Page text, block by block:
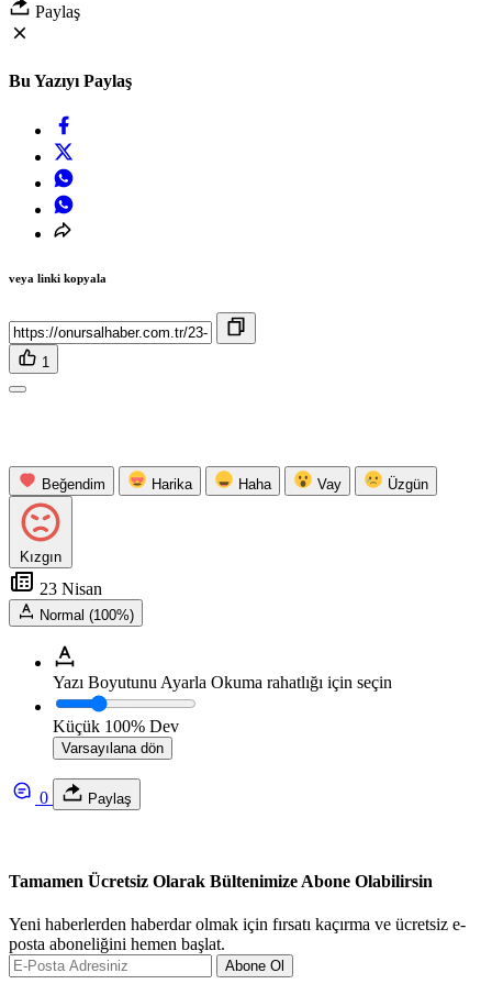
Paylaş
Bu Yazıyı Paylaş
veya linki kopyala
1
Beğendim Harika Haha Vay Üzgün
Kızgın
23 Nisan
Normal (100%)
Yazı Boyutunu Ayarla Okuma rahatlığı için seçin
Küçük 100% Dev
Varsayılana dön
0 Paylaş
Tamamen Ücretsiz Olarak Bültenimize Abone Olabilirsin
Yeni haberlerden haberdar olmak için fırsatı kaçırma ve ücretsiz e-
posta aboneliğini hemen başlat.
Abone Ol